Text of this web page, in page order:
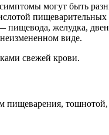
могут быть
пищевода, желудка,
виде.
свежей крови.